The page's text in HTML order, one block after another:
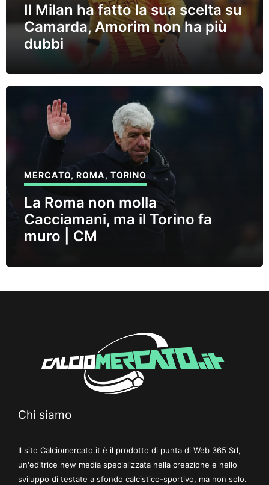
Il Milan ha fatto la sua scelta su
Camarda, Amorim non ha più
dubbi
MERCATO,ROMA, TORINO
La Roma non molla
Cacciamani, ma il Torino fa
muro | CM
Chi siamo
Il sito Calciomercato.it è il prodotto di punta di Web 365 Srl,
un'editrice new media specializzata nella creazione e nello
sviluppo di testate a sfondo calcistico-sportivo, ma non solo.